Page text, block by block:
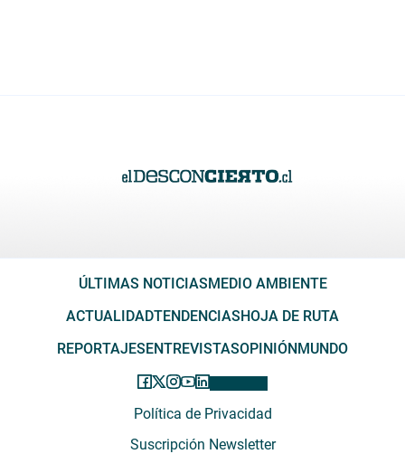
ÚLTIMAS NOTICIAS MEDIO AMBIENTE
ACTUALIDADTENDENCIAS HOJA DE RUTA
REPORTAJES ENTREVISTASOPINIÓN MUNDO
Política de Privacidad
Suscripción Newsletter